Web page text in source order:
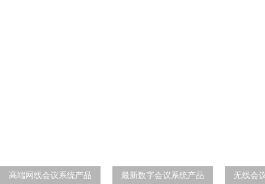
高端网线会议系统产品 最新数字会议系统产品 无线会